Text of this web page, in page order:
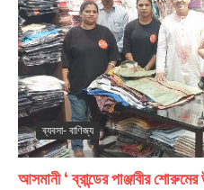
ব্যবসা- বাণিজ্য
আসমানী ‘ ব্রান্ডের পাঞ্জাবীর